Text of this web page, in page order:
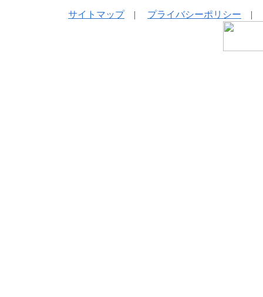
サイトマップ| プライバシーポリシー